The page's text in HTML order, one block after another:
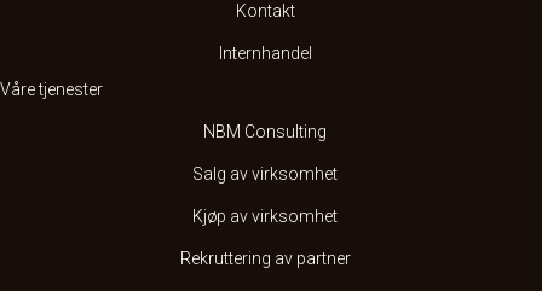
Kontakt
Internhandel
Våre tjenester
NBM Consulting
Salg av virksomhet
Kjøp av virksomhet
Rekruttering av partner